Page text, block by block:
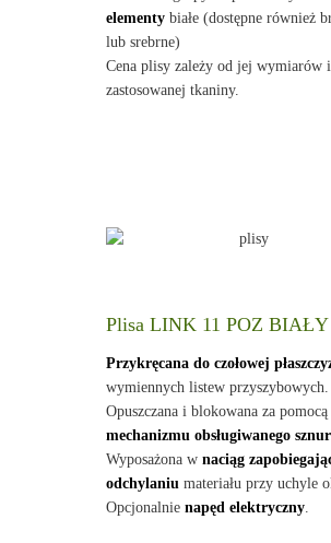
elementybiałe (dostępne również
lub srebrne)
Cena plisy zależy od jej wymiarów i
zastosowanej tkaniny.
Plisa LINK 11 POZ BIAŁY
Przykręcana do czołowej
wymiennych listew przyszybowych.
Opuszczana i blokowana za pomocą
mechanizmu obsługiwanego
Wyposażona w naciąg
odchylaniu materiału przy uchyle
Opcjonalnie napęd elektryczny.